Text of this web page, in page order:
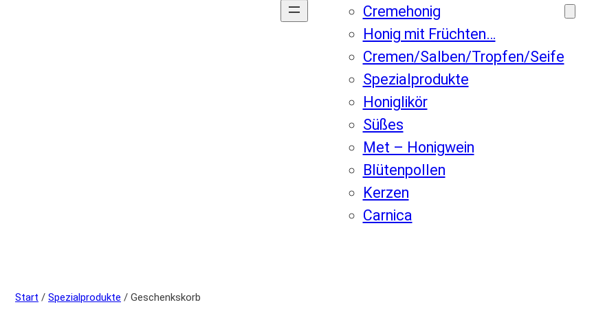
Cremehonig
Honig mit Früchten…
Cremen/Salben/Tropfen/Seife
Spezialprodukte
Honiglikör
Süßes
Met – Honigwein
Blütenpollen
Kerzen
Carnica
Start / Spezialprodukte / Geschenkskorb